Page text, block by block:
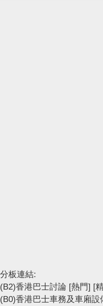
分板連結:
(B2)香港巴士討論 [熱門] [
(B0)香港巴士車務及車廂設